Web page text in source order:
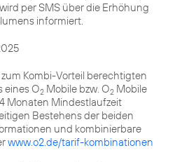
per SMS über die Erhöhung
informiert.
Kombi-Vorteil berechtigten
eines O2 Mobile bzw. O2 Mobile
Monaten Mindestlaufzeit
Bestehens der beiden
und kombinierbare
www.o2.de/tarif-kombinationen